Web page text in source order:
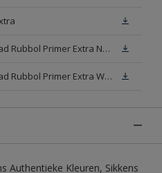
Veiligheidsinformatieblad Rubbol Primer Extra N00 (MSDS)
Veiligheidsinformatieblad Rubbol Primer Extra White W05 (MSDS)
Authentieke Kleuren, Sikkens